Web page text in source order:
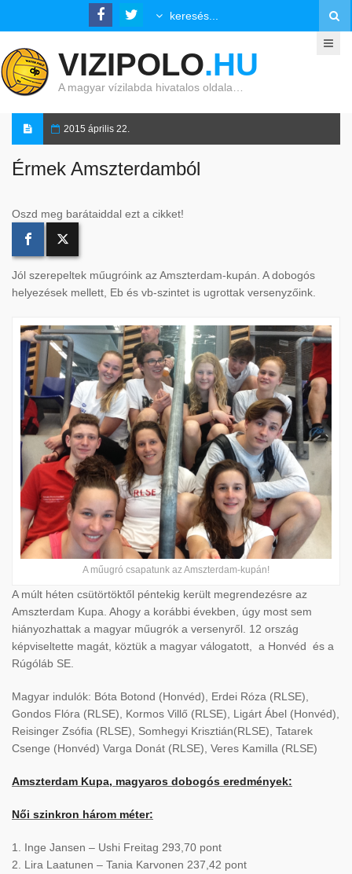
VIZIPOLO.HU
A magyar vízilabda hivatalos oldala…
2015 április 22.
Érmek Amszterdamból
Oszd meg barátaiddal ezt a cikket!
Jól szerepeltek műugróink az Amszterdam-kupán. A dobogós
helyezések mellett, Eb és vb-szintet is ugrottak versenyzőink.
A műugró csapatunk az Amszterdam-kupán!
A múlt héten csütörtöktől péntekig került megrendezésre az
Amszterdam Kupa. Ahogy a korábbi években, úgy most sem
hiányozhattak a magyar műugrók a versenyről. 12 ország
képviseltette magát, köztük a magyar válogatott, a Honvéd és a
Rúgóláb SE.
Magyar indulók: Bóta Botond (Honvéd), Erdei Róza (RLSE),
Gondos Flóra (RLSE), Kormos Villő (RLSE), Ligárt Ábel (Honvéd),
Reisinger Zsófia (RLSE), Somhegyi Krisztián(RLSE), Tatarek
Csenge (Honvéd) Varga Donát (RLSE), Veres Kamilla (RLSE)
Amszterdam Kupa, magyaros dobogós eredmények:
Női szinkron három méter:
1. Inge Jansen – Ushi Freitag 293,70 pont
2. Lira Laatunen – Tania Karvonen 237,42 pont